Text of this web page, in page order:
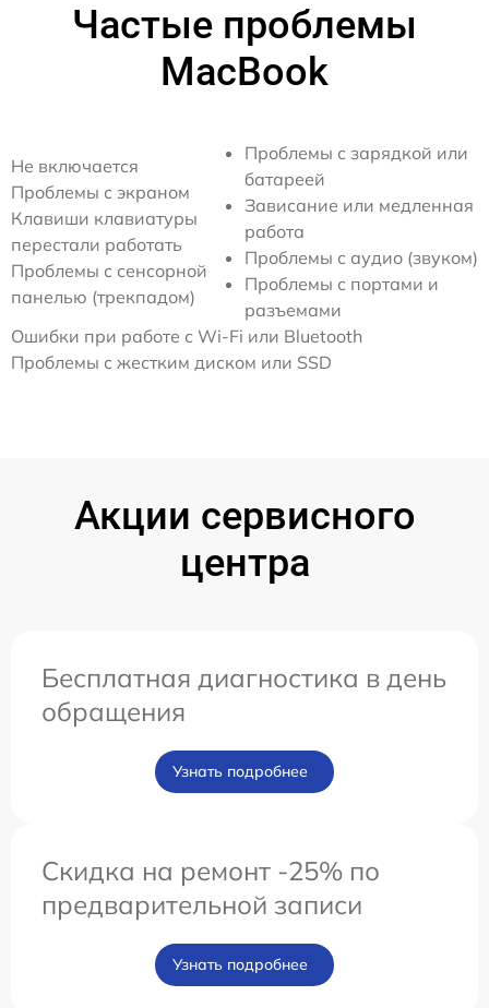
Частые проблемы
MacBook
Не включается
Проблемы с экраном
Клавиши клавиатуры
перестали работать
Проблемы с сенсорной
панелью (трекпадом)
Проблемы с зарядкой или
батареей
Зависание или медленная
работа
Проблемы с аудио (звуком)
Проблемы с портами и
разъемами
Ошибки при работе с Wi-Fi или Bluetooth
Проблемы с жестким диском или SSD
Акции сервисного
центра
Бесплатная диагностика в день
обращения
Узнать подробнее
Скидка на ремонт -25% по
предварительной записи
Узнать подробнее